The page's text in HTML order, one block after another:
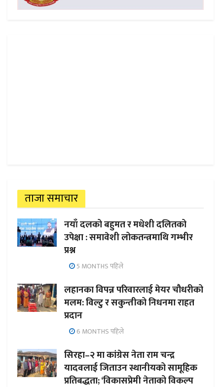
ताजा समाचार
नयाँ दलको बहुमत र मधेशी दलितको
उपेक्षा : समावेशी लोकतन्त्रमाथि गम्भीर
प्रश्न
5 MONTHS पहिले
लहानका विपन्न परिवारलाई मेयर चौधरीको
मलम: विल्टु र सकुन्तीको निधनमा राहत
प्रदान
6 MONTHS पहिले
सिरहा–२ मा कांग्रेस नेता राम चन्द्र
यादवलाई जिताउन स्थानीयको सामूहिक
प्रतिबद्धता; ‘विकासप्रेमी नेताको विकल्प